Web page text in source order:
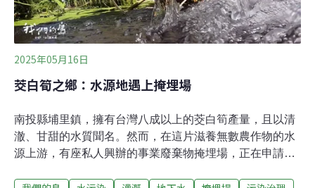
定道路條件不符規定11日當天，東山區公所現場會勘，認
為目前開發單位提出的現有道路，並不符合台南市政府相
關法規的認定條件：包含20年以上圖資、
2025年05月16日
茭白筍之鄉：水源地遇上掩埋場
南投縣埔里鎮，擁有台灣八成以上的茭白筍產量，且以清
澈、甘甜的水質聞名。然而，在這片滋養無數農作物的水
源上游，有座私人興辦的事業廢棄物掩埋場，正在申請土